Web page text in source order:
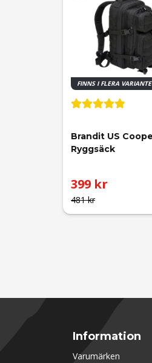
FINNS I FLERA
Brandit US
Ryggsäck
481 kr
399 kr
Information
Varumärken